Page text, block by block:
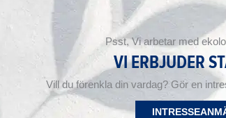
Psst, Vi arbetar med
VI ERBJUDER
Vill du förenkla din vardag? Gör en